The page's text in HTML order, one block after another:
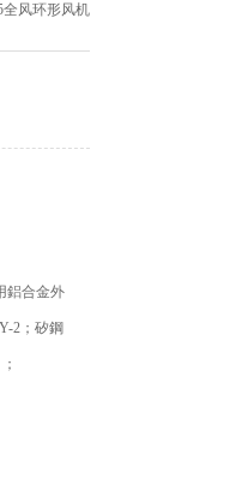
全风环形风机
鋁合金外
2；矽鋼